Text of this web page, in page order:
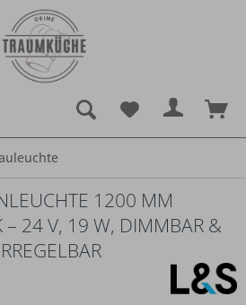
1200 MM
– 24 V, 19 W, DIMMBAR &